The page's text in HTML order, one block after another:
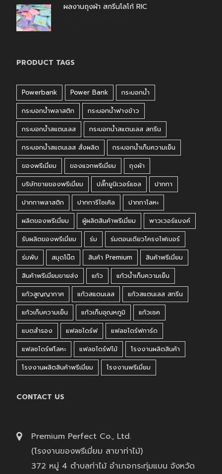
ผลงานถุงผ้า สกรีนโลโก้ RIC
PRODUCT TAGS
Powerbank Power Bank
กระบอกน้ำ
กระบอกน้ำพลาสติก
กระบอกน้ำฟางข้าว
กระบอกน้ำสแตนเลส
กระบอกน้ำสแตนเลส สกรีน
กระบอกน้ำสแตนเลส สั่งผลิต
กระบอกน้ำเก็บความเย็น
ของพรีเมี่ยม
ของแจกพรีเมี่ยม
ถุงผ้า
บริษัทขายของพรีเมี่ยม
ปลั๊กยูนิเวอร์แซล
ปากกา
ปากกาพลาสติก
ปากการีไซเคิล
ปากกาโลหะ
ผลิตของพรีเมี่ยม
ผู้ผลิตสินค้าพรีเมี่ยม
พาวเวอร์แบงค์
รับผลิตของพรีเมี่ยม
ร่ม
ร่มตอนเดียวโครงไฟเบอร์
ร่มพับ
สมุดโน๊ต สินค้า Premium
สินค้าพรีเมี่ยม
สินค้าพรีเมี่ยมขายส่ง
แก้ว
แก้วน้ำเก็บความเย็น
แก้วสูญญากาศ
แก้วสแตนเลส
แก้วสแตนเลส สกรีน
แก้วเก็บความเย็น
แก้วเก็บอุณหภูมิ
แก้วเชค
แบตสำรอง
แฟลชไดร์ฟ
แฟลชไดร์ฟการ์ด
แฟลชไดร์ฟโลหะ
แฟลชไดร์ฟไม้
โรงงานผลิตสินค้า
โรงงานผลิตสินค้าพรีเมี่ยม
โรงงานพรีเมี่ยม
CONTACT US
Premium Perfect Co., Ltd.
(โรงงานของพรีเมี่ยม สาขาท่าไม้)
372 หมู่ 4 ตำบลท่าไม้ อำเภอกระทุ่มแบน จังหวัด